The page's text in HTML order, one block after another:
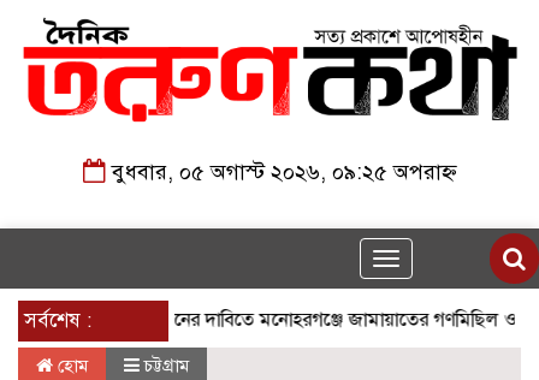
বুধবার, ০৫ অগাস্ট ২০২৬, ০৯:২৫ অপরাহ্ন
Toggle
navigation
সর্বশেষ :
সনদ বাস্তবায়নের দাবিতে মনোহরগঞ্জে জামায়াতের গণমিছিল ও সমাবেশ
হোম চট্টগ্রাম